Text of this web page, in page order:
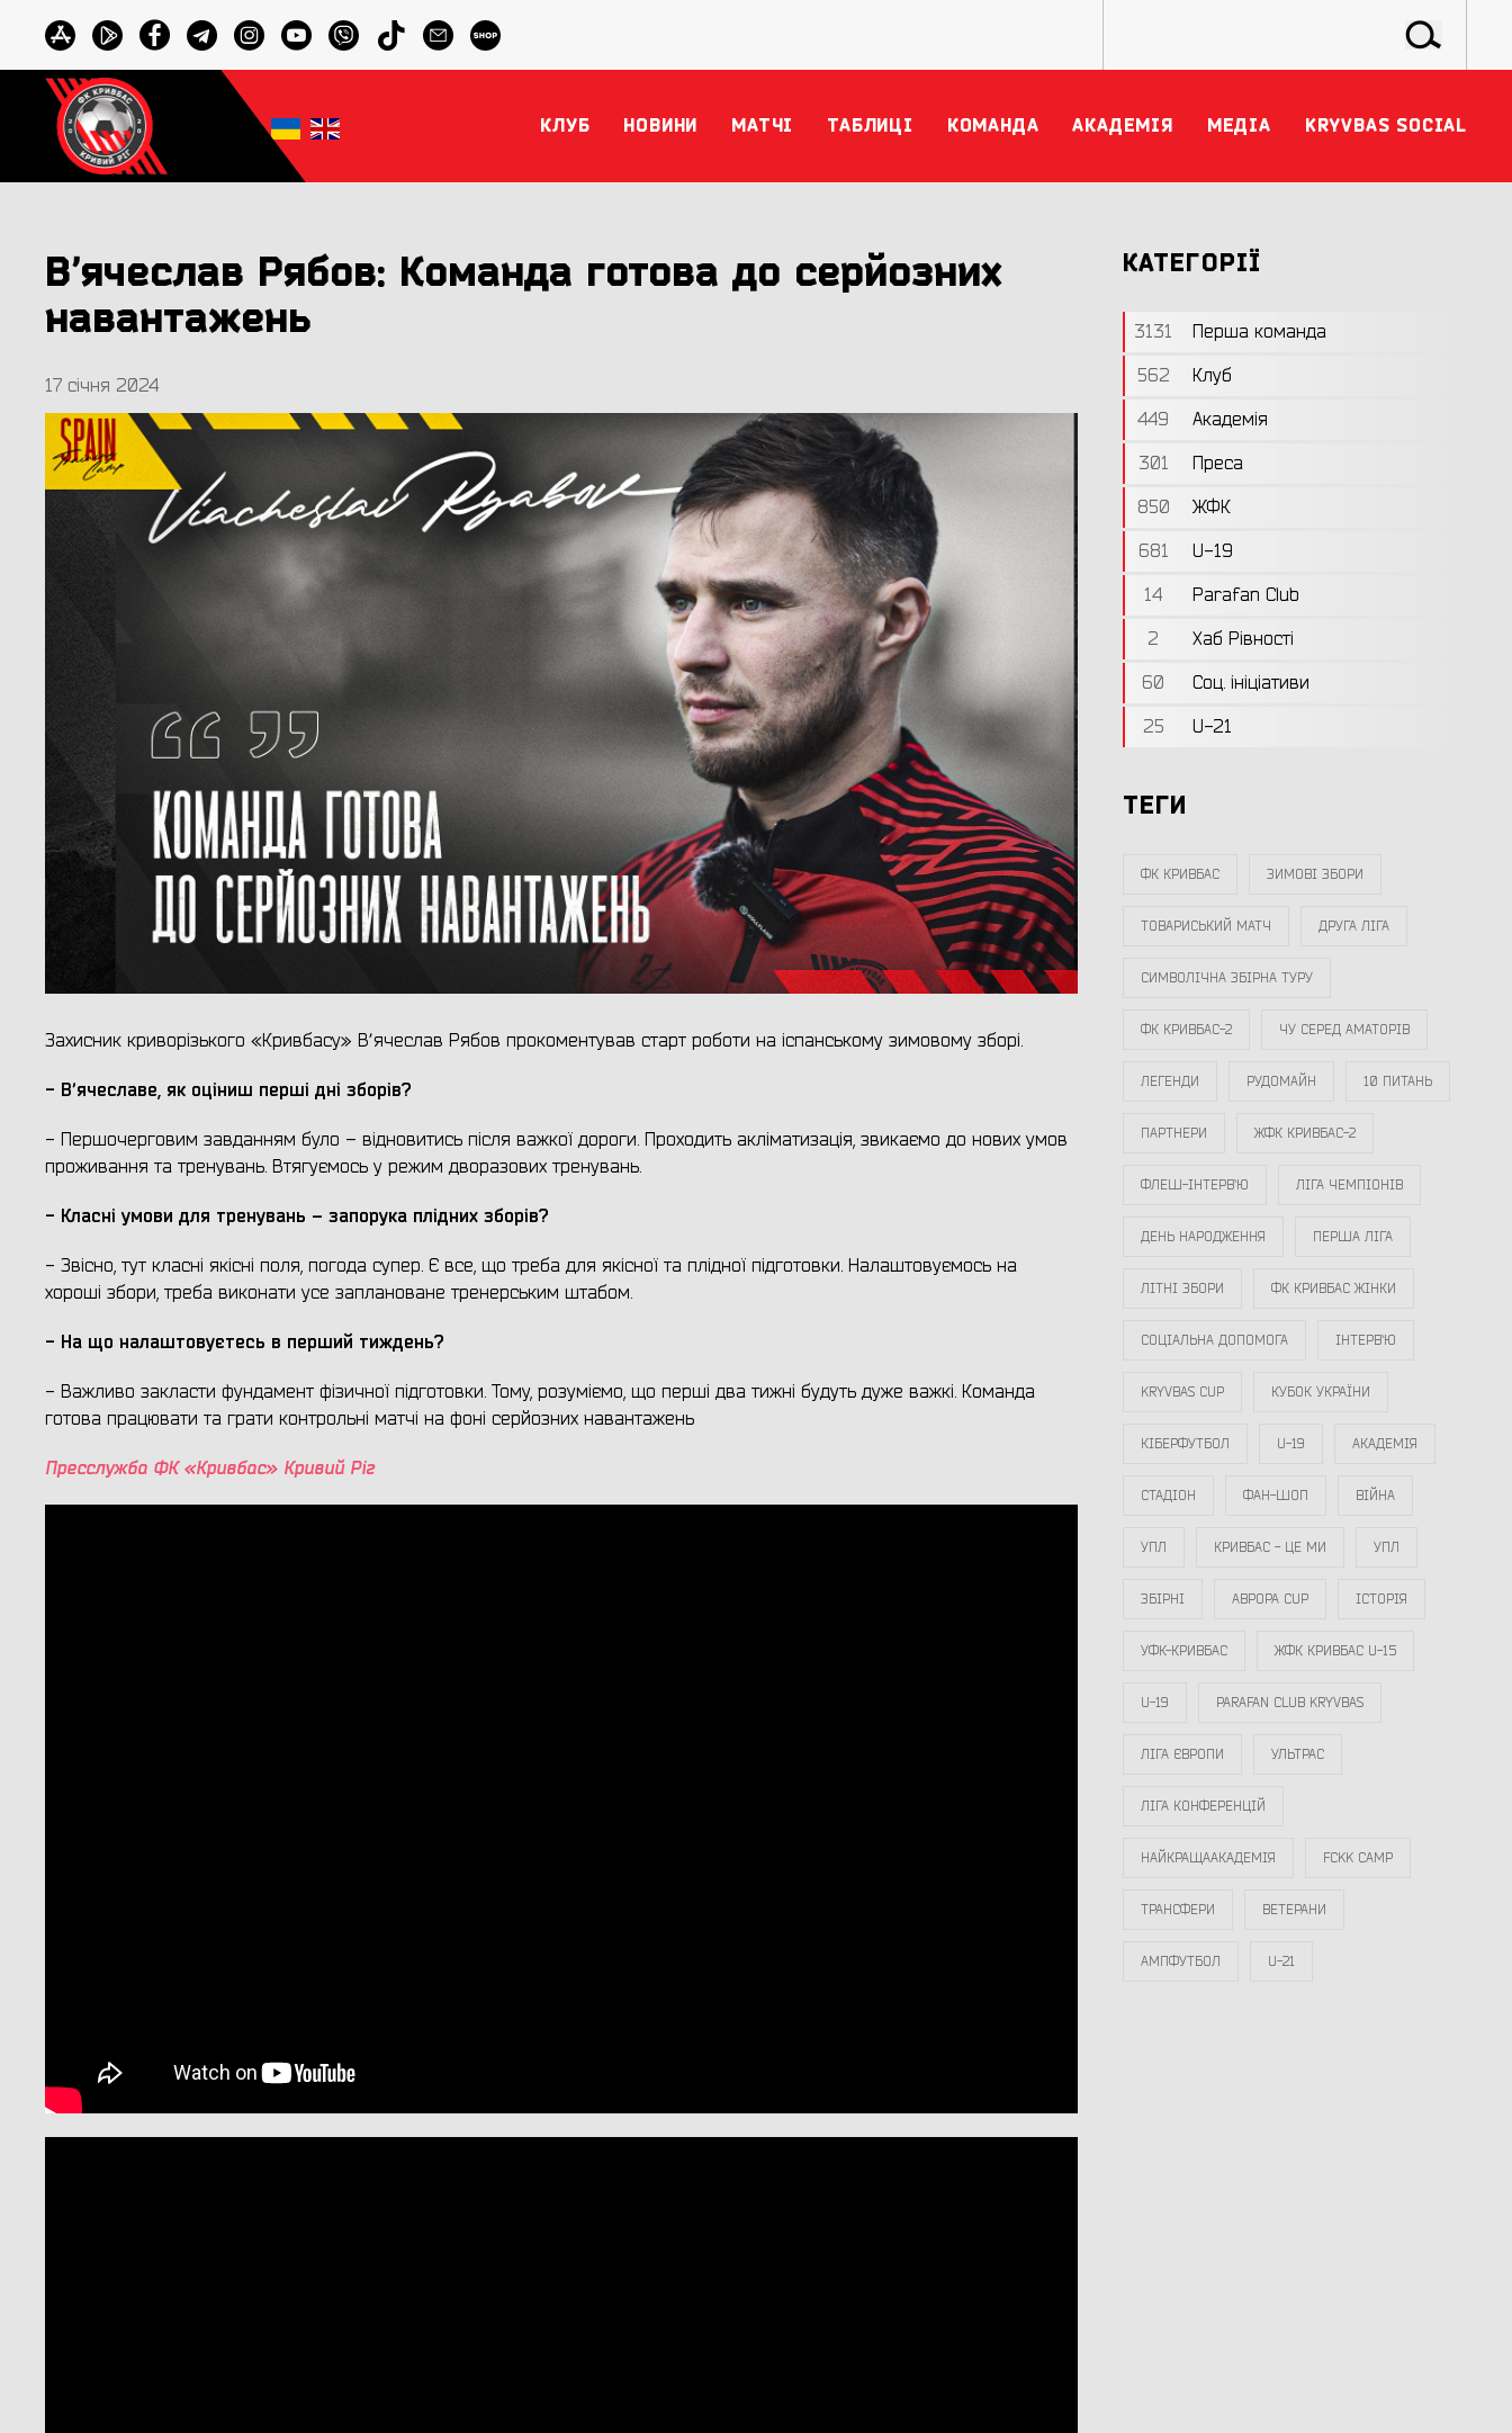
КЛУБ НОВИНИ МАТЧІ ТАБЛИЦІ КОМАНДА АКАДЕМІЯ МЕДІА KRYVBAS SOCIAL
Вʼячеслав Рябов: Команда готова до серйозних
навантажень
17 січня 2024
Захисник криворізького «Кривбасу» Вʼячеслав Рябов прокоментував старт роботи на іспанському зимовому зборі.
- Вʼячеславе, як оціниш перші дні зборів?
- Першочерговим завданням було – відновитись після важкої дороги. Проходить акліматизація, звикаємо до нових умов
проживання та тренувань. Втягуємось у режим дворазових тренувань.
- Класні умови для тренувань – запорука плідних зборів?
- Звісно, тут класні якісні поля, погода супер. Є все, що треба для якісної та плідної підготовки. Налаштовуємось на
хороші збори, треба виконати усе заплановане тренерським штабом.
- На що налаштовуєтесь в перший тиждень?
- Важливо закласти фундамент фізичної підготовки. Тому, розуміємо, що перші два тижні будуть дуже важкі. Команда
готова працювати та грати контрольні матчі на фоні серйозних навантажень
Пресслужба ФК «Кривбас» Кривий Ріг
КАТЕГОРІЇ
3131
Перша команда
562
Клуб
449
Академія
301
Преса
850
ЖФК
681
U-19
14
Parafan Club
2
Хаб Рівності
60
Соц. ініціативи
25
U-21
ТЕГИ
ФК КРИВБАС ЗИМОВІ ЗБОРИ
ТОВАРИСЬКИЙ МАТЧ ДРУГА ЛІГА
СИМВОЛІЧНА ЗБІРНА ТУРУ
ФК КРИВБАС-2 ЧУ СЕРЕД АМАТОРІВ
ЛЕГЕНДИ РУДОМАЙН 10 ПИТАНЬ
ПАРТНЕРИ ЖФК КРИВБАС-2
ФЛЕШ-ІНТЕРВ`Ю ЛІГА ЧЕМПІОНІВ
ДЕНЬ НАРОДЖЕННЯ ПЕРША ЛІГА
ЛІТНІ ЗБОРИ ФК КРИВБАС ЖІНКИ
СОЦІАЛЬНА ДОПОМОГА ІНТЕРВ`Ю
KRYVBAS CUP КУБОК УКРАЇНИ
КІБЕРФУТБОЛ U-19 АКАДЕМІЯ
СТАДІОН ФАН-ШОП ВІЙНА
УПЛ КРИВБАС - ЦЕ МИ УПЛ
ЗБІРНІ АВРОРА CUP ІСТОРІЯ
УФК-КРИВБАС ЖФК КРИВБАС U-15
U-19 PARAFAN CLUB KRYVBAS
ЛІГА ЄВРОПИ УЛЬТРАС
ЛІГА КОНФЕРЕНЦІЙ
НАЙКРАЩААКАДЕМІЯ FCKK CAMP
ТРАНСФЕРИ ВЕТЕРАНИ
АМПФУТБОЛ U-21